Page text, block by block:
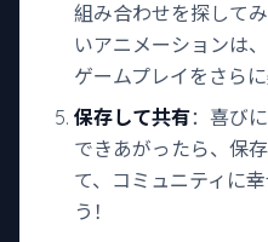
組み合わせを探して
いアニメーションは
ゲームプレイをさらに
保存して共有：喜び
できあがったら、保
て、コミュニティに
う！